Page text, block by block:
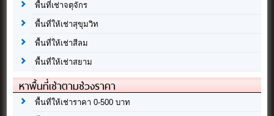
พื้นที่เช่าจตุจักร
พื้นที่ให้เช่าสุขุมวิท
พื้นที่ให้เช่าสีลม
พื้นที่ให้เช่าสยาม
หาพื้นที่เช่าตามช่วงราคา
พื้นที่ให้เช่าราคา 0-500 บาท